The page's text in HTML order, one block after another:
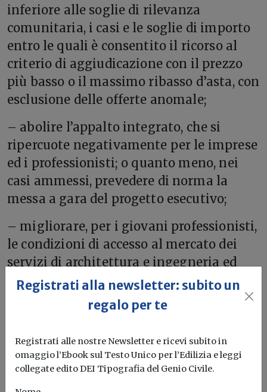
inferiore alle soglie di rilevanza
comunitaria, i casi e le soglie di importo
entro le quali è consentito il ricorso al
criterio di aggiudicazione con il prezzo
più basso o il massimo ribasso d’asta, con
esclusione delle offerte anomale;
– abolire l’appalto integrato, che si
ripercuote negativamente per le imprese
ed i professionisti; o quanto meno, nei
casi ammessi, prevedere di norma la
messa a gara del progetto esecutivo;
– migliorare, per i giovani professionisti,
le condizioni di accesso al mercato dei
servizi di architettura e ingegneria ed
agli altri servizi professionali dell’area
tecnica.
Registrati alla newsletter: subito un
regalo per te
Registrati alle nostre Newsletter e ricevi subito in
omaggio l’Ebook sul Testo Unico per l’Edilizia e leggi
collegate edito DEI Tipografia del Genio Civile.